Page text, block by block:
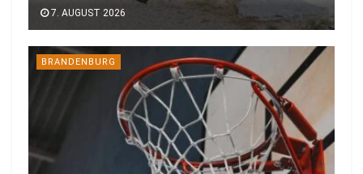
7. AUGUST 2026
BRANDENBURG